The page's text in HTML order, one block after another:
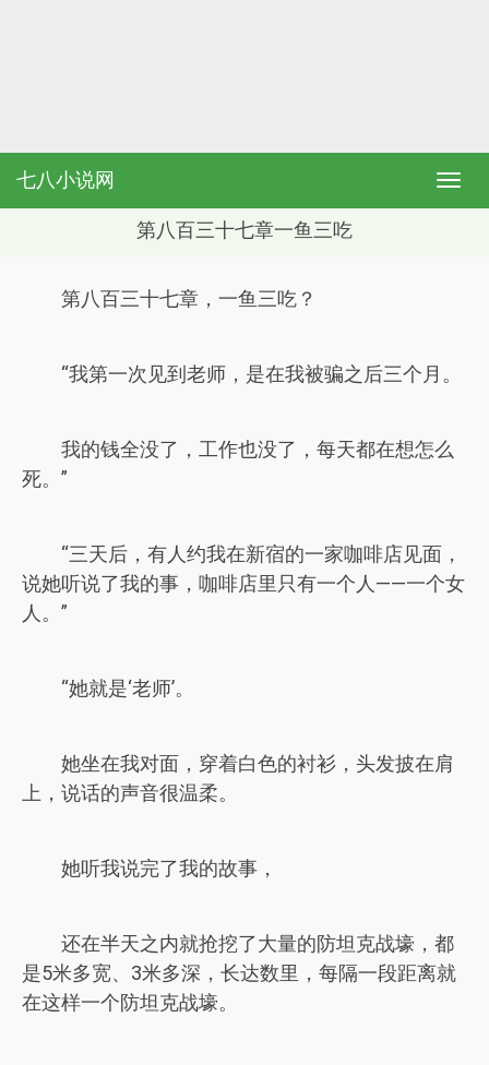
七八小说网
第八百三十七章一鱼三吃
第八百三十七章，一鱼三吃？
“我第一次见到老师，是在我被骗之后三个月。
我的钱全没了，工作也没了，每天都在想怎么
死。”
“三天后，有人约我在新宿的一家咖啡店见面，
说她听说了我的事，咖啡店里只有一个人——一个女
人。”
“她就是‘老师’。
她坐在我对面，穿着白色的衬衫，头发披在肩
上，说话的声音很温柔。
她听我说完了我的故事，
还在半天之内就抢挖了大量的防坦克战壕，都
是5米多宽、3米多深，长达数里，每隔一段距离就
在这样一个防坦克战壕。